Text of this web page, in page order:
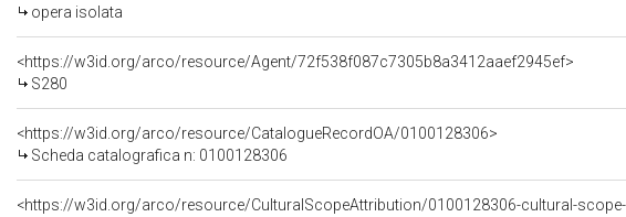
opera isolata
<https://w3id.org/arco/resource/Agent/72f538f087c7305b8a3412aaef2945ef>
S280
<https://w3id.org/arco/resource/CatalogueRecordOA/0100128306>
Scheda catalografica n: 0100128306
<https://w3id.org/arco/resource/CulturalScopeAttribution/0100128306-cultural-